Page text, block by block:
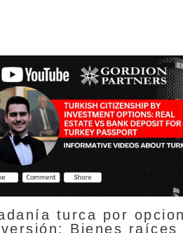
turca por
Bienes raíces